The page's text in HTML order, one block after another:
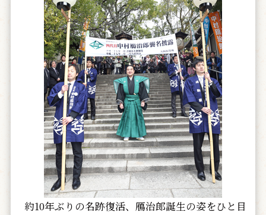
約10年ぶりの名跡復活、鴈治郎誕生の姿をひと目